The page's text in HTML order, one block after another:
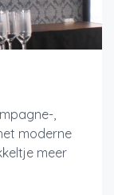
,
moderne
meer